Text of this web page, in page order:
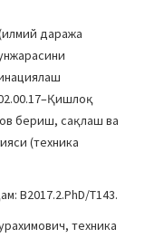
даража
бериш, сақлаш ва
(техника
В2017.2.PhD/T143.
техника